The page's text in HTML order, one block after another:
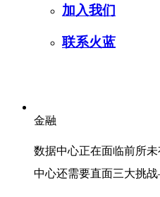
加入我们
联系火蓝
金融
数据中心正在面临前所
中心还需要直面三大挑